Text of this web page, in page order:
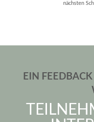
nächsten
EIN